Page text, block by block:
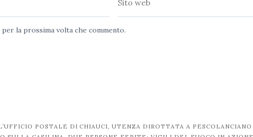
la prossima volta che commento.
POSTALE DI CHIAUCI, UTENZA DIROTTATA A PESCOLANCIANO